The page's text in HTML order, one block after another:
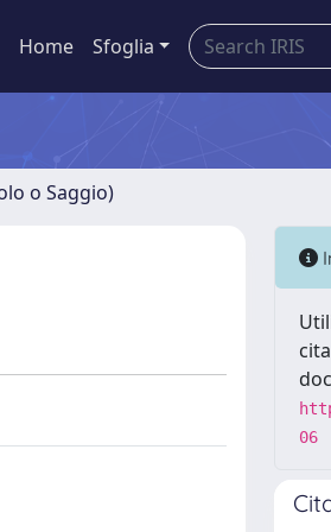
Home Sfoglia
o Saggio)
06